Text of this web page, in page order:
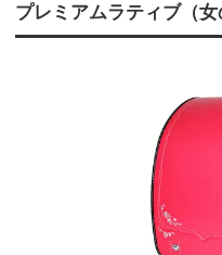
プレミアムラティブ（